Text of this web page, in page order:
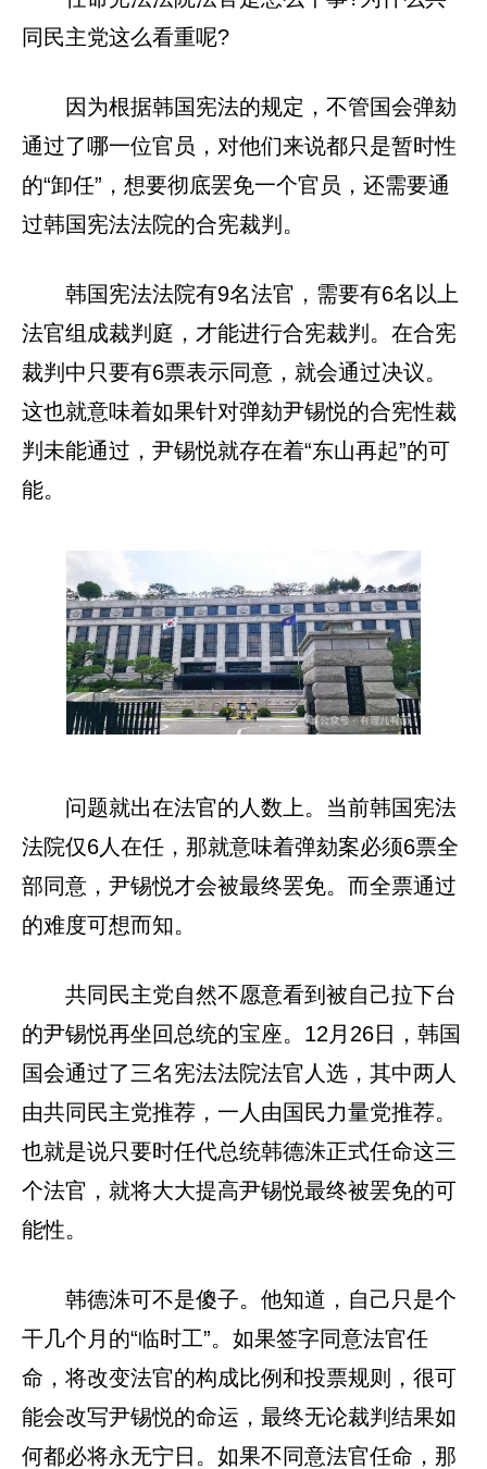
同民主党这么看重呢?
因为根据韩国宪法的规定，不管国会弹劾
通过了哪一位官员，对他们来说都只是暂时性
的“卸任”，想要彻底罢免一个官员，还需要通
过韩国宪法法院的合宪裁判。
韩国宪法法院有9名法官，需要有6名以上
法官组成裁判庭，才能进行合宪裁判。在合宪
裁判中只要有6票表示同意，就会通过决议。
这也就意味着如果针对弹劾尹锡悦的合宪性裁
判未能通过，尹锡悦就存在着“东山再起”的可
能。
问题就出在法官的人数上。当前韩国宪法
法院仅6人在任，那就意味着弹劾案必须6票全
部同意，尹锡悦才会被最终罢免。而全票通过
的难度可想而知。
共同民主党自然不愿意看到被自己拉下台
的尹锡悦再坐回总统的宝座。12月26日，韩国
国会通过了三名宪法法院法官人选，其中两人
由共同民主党推荐，一人由国民力量党推荐。
也就是说只要时任代总统韩德洙正式任命这三
个法官，就将大大提高尹锡悦最终被罢免的可
能性。
韩德洙可不是傻子。他知道，自己只是个
干几个月的“临时工”。如果签字同意法官任
命，将改变法官的构成比例和投票规则，很可
能会改写尹锡悦的命运，最终无论裁判结果如
何都必将永无宁日。如果不同意法官任命，那